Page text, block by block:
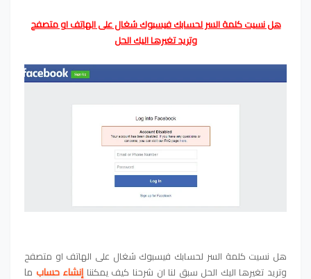
هل نسيت كلمة السر لحسابك فيسبوك شغال على الهاتف او متصفح
وتريد تغيرها اليك الحل
هل نسيت كلمة السر لحسابك فيسبوك شغال على الهاتف او متصفح
وتريد تغيرها اليك الحل سبق لنا ان شرحنا كيف يمكننا إنشاء حساب ما